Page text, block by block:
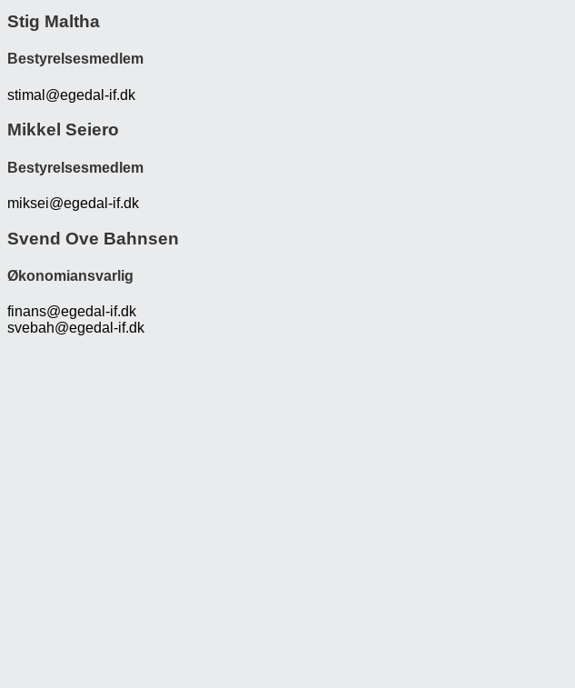
Stig Maltha
Bestyrelsesmedlem
stimal@egedal-if.dk
Mikkel Seiero
Bestyrelsesmedlem
miksei@egedal-if.dk
Svend Ove Bahnsen
Økonomiansvarlig
finans@egedal-if.dk
svebah@egedal-if.dk